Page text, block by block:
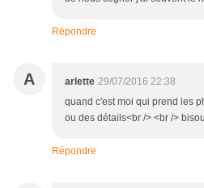
Répondre
A arlette 29/07/2016 22:38
quand c'est moi qui prend les
ou des détails<br /> <br />
Répondre